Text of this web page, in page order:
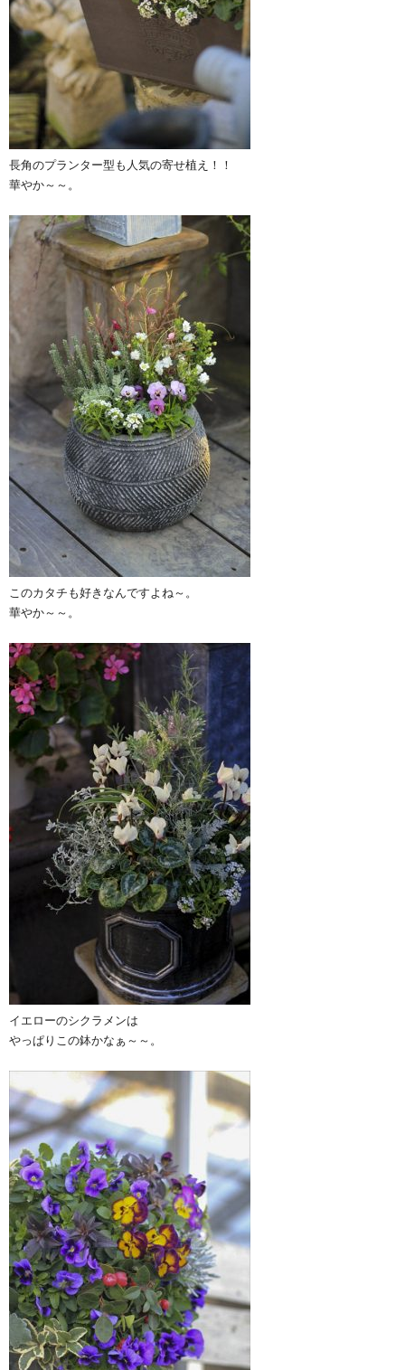
長角のプランター型も人気の寄せ植え！！
華やか～～。
このカタチも好きなんですよね～。
華やか～～。
イエローのシクラメンは
やっぱりこの鉢かなぁ～～。